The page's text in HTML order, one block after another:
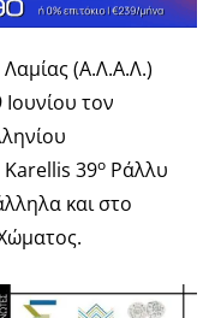
(Α.Λ.Α.Λ.)
τον
39ο Ράλλυ
και στο